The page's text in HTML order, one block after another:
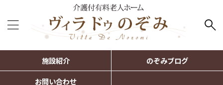
施設紹介
のぞみブログ
お問い合わせ